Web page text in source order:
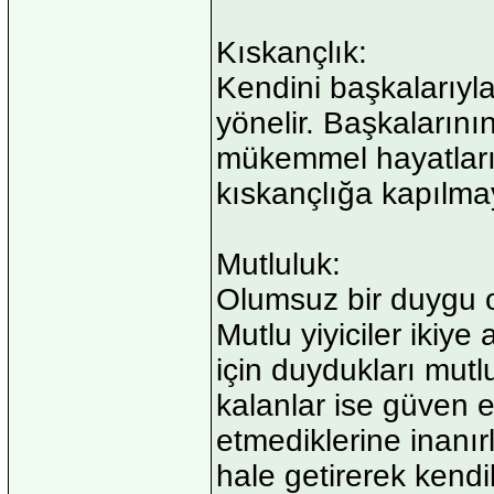
Kıskançlık:
Kendini
yönelir.
mükemmel
kıskançlığa
Mutluluk:
Olumsuz bir duygu
Mutlu yiyiciler ikiye
için duydukları
kalanlar ise güven
etmediklerine
hale getirerek